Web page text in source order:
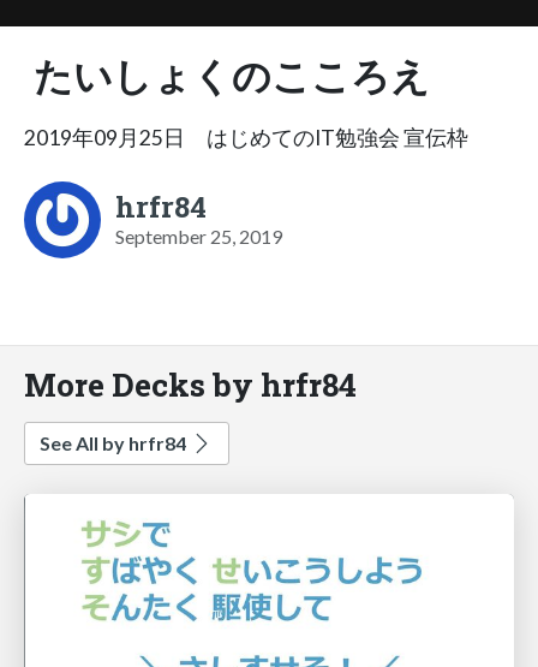
たいしょくのこころえ
2019年09月25日 はじめてのIT勉強会 宣伝枠
hrfr84
September 25, 2019
More Decks by hrfr84
See All by hrfr84